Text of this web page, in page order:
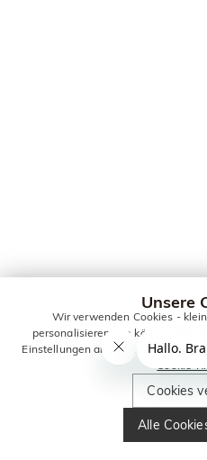
Unsere
Wir verwenden Cookies -
personalisieren. Sie können alle
Einstellungen anpassen. Weitere
Cookie-
Cookies
Alle